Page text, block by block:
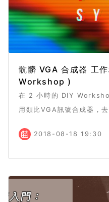
骯髒 VGA 合成器 工
Workshop )
在 2 小時的 DIY
用類比VGA訊號合成器，
2018-08-18 19:30